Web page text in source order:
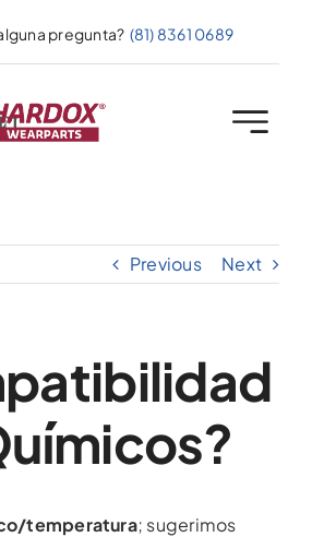
pregunta? (81) 8361 0689
Previous Next
temperatura; sugerimos